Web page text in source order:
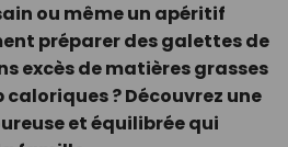
ou même un apéritif
préparer des galettes de
excès de matières grasses
? Découvrez une
et équilibrée qui